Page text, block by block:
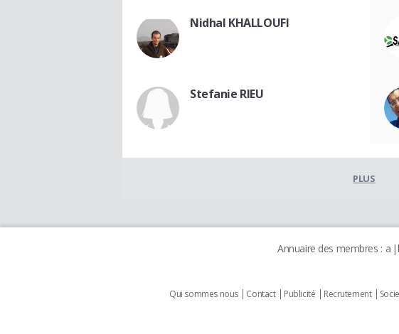
Nidhal KHALLOUFI
Stefanie RIEU
PLUS
Annuaire des membres : a
Qui sommes nous Contact Publicité Recrutement